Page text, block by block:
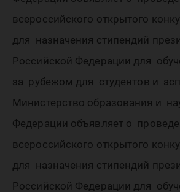
за
всероссийского открытого
для назначения стипендий
Российской Федерации для
за рубежом для студентов и
Министерство образования и
Федерации объявляет о
всероссийского открытого
для назначения стипендий
Российской Федерации для